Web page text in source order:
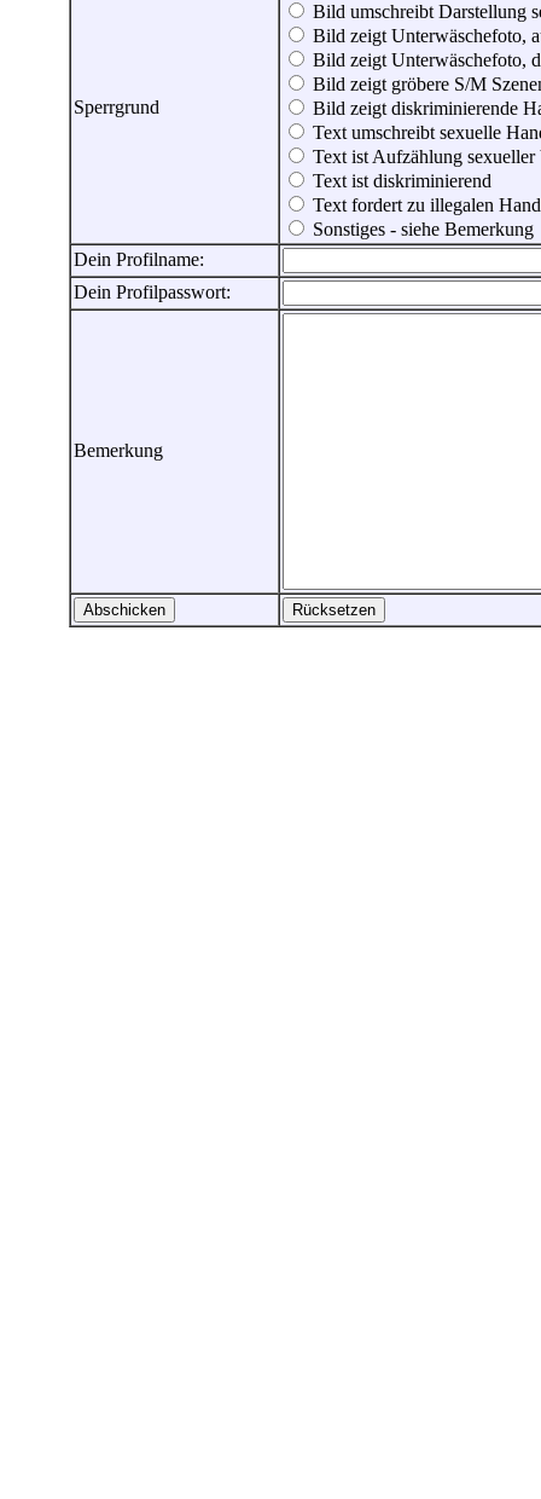
Sperrgrund
Bild umschreibt Darstellung
Bild zeigt Unterwäschefoto,
Bild zeigt Unterwäschefoto,
Bild zeigt gröbere S/M
Bild zeigt diskriminierende
Text umschreibt sexuelle
Text ist Aufzählung sexueller
Text ist diskriminierend
Text fordert zu illegalen
Sonstiges - siehe Bemerkung
Dein Profilname:
Dein Profilpasswort:
Bemerkung